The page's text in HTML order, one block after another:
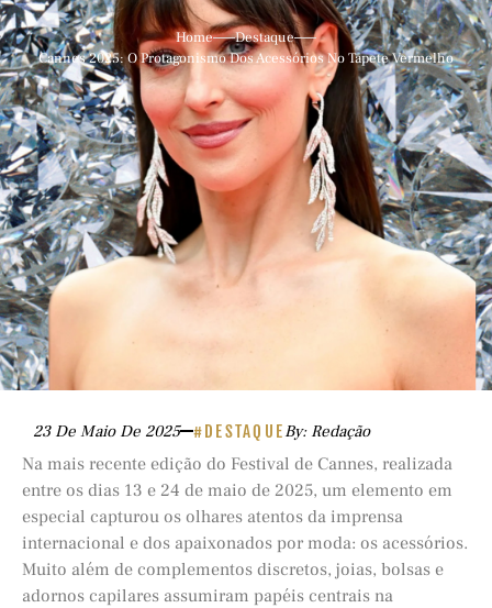
Home
Destaque
Cannes 2025: O Protagonismo Dos Acessórios No Tapete Vermelho
23 De Maio De 2025 #DESTAQUEBy: Redação
Na mais recente edição do Festival de Cannes, realizada
entre os dias 13 e 24 de maio de 2025, um elemento em
especial capturou os olhares atentos da imprensa
internacional e dos apaixonados por moda: os acessórios.
Muito além de complementos discretos, joias, bolsas e
adornos capilares assumiram papéis centrais na